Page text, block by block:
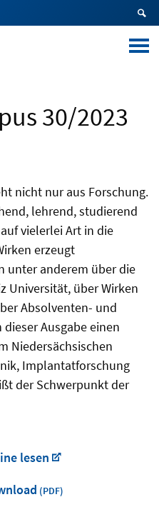
30/2023
nicht nur aus Forschung.
lehrend, studierend
vielerlei Art in die
erzeugt
unter anderem über die
Universität, über Wirken
Absolventen- und
Ausgabe einen
Niedersächsischen
Implantatforschung
der Schwerpunkt der
lesen